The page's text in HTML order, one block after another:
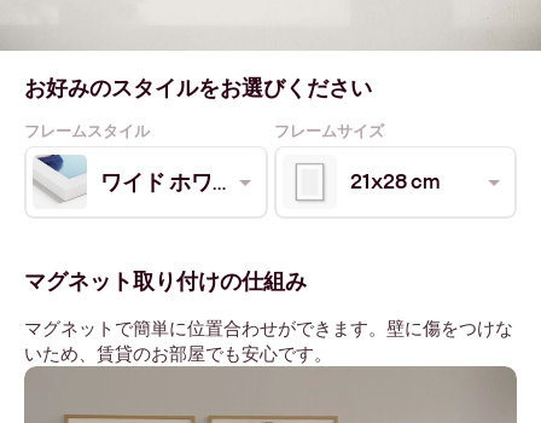
お好みのスタイルをお選びください
フレームスタイル フレームサイズ
ワイド ホワイト 21x28 cm
マグネット取り付けの仕組み
マグネットで簡単に位置合わせができます。壁に傷をつけな
いため、賃貸のお部屋でも安心です。